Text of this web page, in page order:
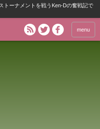
トーナメントを戦うKen-Dの奮戦記で
menu